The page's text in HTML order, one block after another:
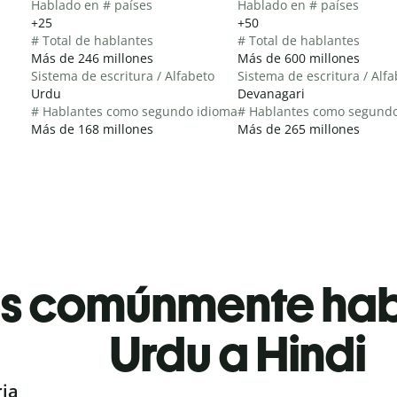
Hablado en # países
+25
# Total de hablantes
Más de 246 millones
Sistema de escritura / Alfabeto
Urdu
# Hablantes como segundo idioma
Más de 168 millones
Hablado en # países
+50
# Total de hablantes
Más de 600 millones
Sistema de escritura /
Devanagari
# Hablantes como
Más de 265 millones
comúnmente
Urdu a Hindi